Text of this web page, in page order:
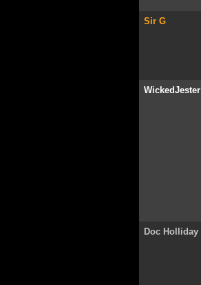
Sir G
WickedJester
Doc Holliday